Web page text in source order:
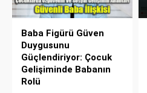
Baba Figürü Güven
Duygusunu
Güçlendiriyor: Çocuk
Gelişiminde Babanın
Rolü